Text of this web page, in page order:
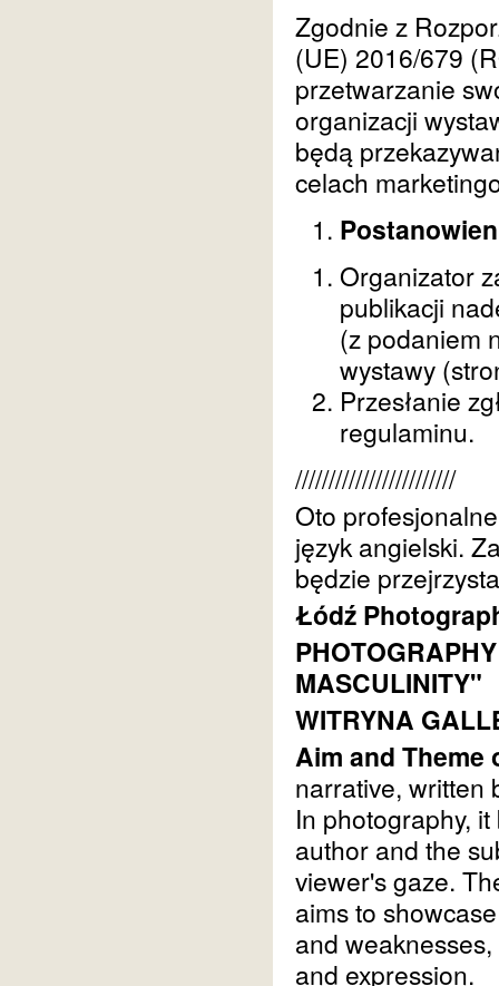
Zgodnie z
(UE) 2016/679
przetwarzanie
organizacji
będą
celach
Organizator
publikacji
(z podaniem
wystawy
Przesłanie
regulaminu.
////////////////////////
Oto
język angielski.
będzie
Łódź
MASCULINITY"
WITRYNA
Aim and
narrative, written
In photography,
author and the
viewer's gaze.
aims to
and
and expression.